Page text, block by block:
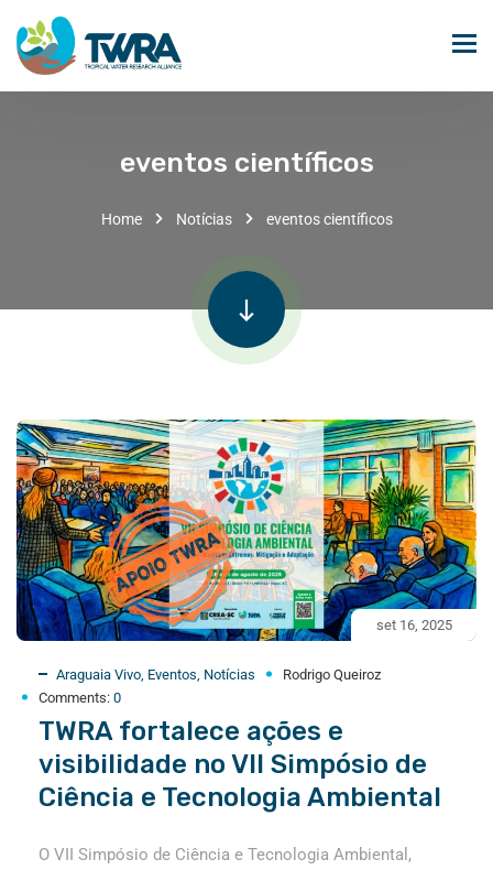
eventos científicos
Home Notícias eventos científicos
set 16, 2025
Araguaia Vivo Eventos Notícias
Rodrigo Queiroz
Comments: 0
TWRA fortalece ações e
visibilidade no VII Simpósio de
Ciência e Tecnologia Ambiental
O VII Simpósio de Ciência e Tecnologia Ambiental,